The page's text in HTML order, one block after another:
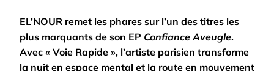
EL’NOUR remet les phares sur l’un des titres les
plus marquants de son EP Confiance Aveugle.
Avec « Voie Rapide », l’artiste parisien transforme
la nuit en espace mental et la route en mouvement